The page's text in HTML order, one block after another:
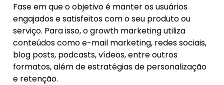
Fase em que o objetivo é manter os usuários
engajados e satisfeitos com o seu produto ou
serviço. Para isso, o growth marketing utiliza
conteúdos como e-mail marketing, redes sociais,
blog posts, podcasts, vídeos, entre outros
formatos, além de estratégias de personalização
e retenção.